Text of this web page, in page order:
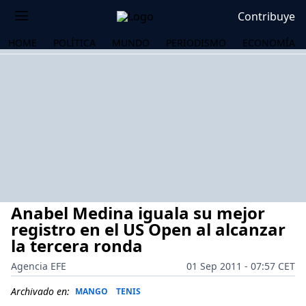
Contribuye
HOME POLÍTICA MUNDO PERIODISMO ECONOMÍA
Anabel Medina iguala su mejor
registro en el US Open al alcanzar
la tercera ronda
Agencia EFE
01 Sep 2011 - 07:57 CET
Archivado en: MANGO TENIS